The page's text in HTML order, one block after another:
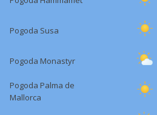
Pogoda Susa
Pogoda Monastyr
Pogoda Palma de
Mallorca